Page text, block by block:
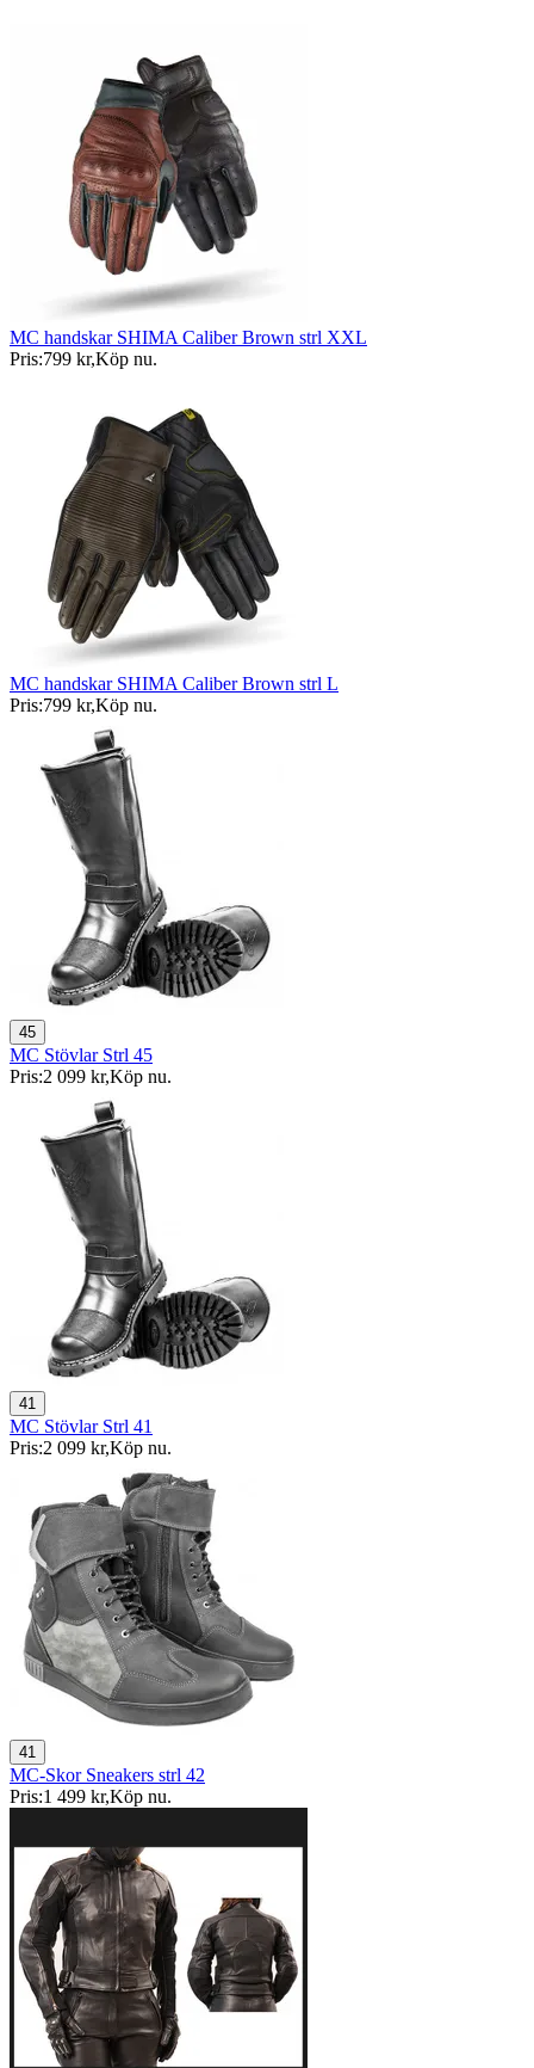
MC handskar SHIMA Caliber Brown strl XXL
Pris:799 kr,Köp nu.
MC handskar SHIMA Caliber Brown strl L
Pris:799 kr,Köp nu.
45
MC Stövlar Strl 45
Pris:2 099 kr,Köp nu.
41
MC Stövlar Strl 41
Pris:2 099 kr,Köp nu.
41
MC-Skor Sneakers strl 42
Pris:1 499 kr,Köp nu.